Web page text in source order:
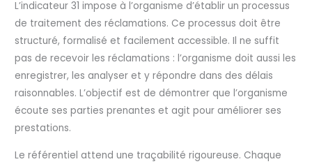
L’indicateur 31 impose à l’organisme d’établir un processus
de traitement des réclamations. Ce processus doit être
structuré, formalisé et facilement accessible. Il ne suffit
pas de recevoir les réclamations : l’organisme doit aussi les
enregistrer, les analyser et y répondre dans des délais
raisonnables. L’objectif est de démontrer que l’organisme
écoute ses parties prenantes et agit pour améliorer ses
prestations.
Le référentiel attend une traçabilité rigoureuse. Chaque